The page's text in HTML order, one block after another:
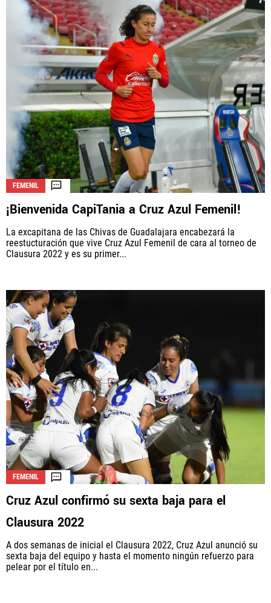
FEMENIL
¡Bienvenida CapiTania a Cruz Azul Femenil!
La excapitana de las Chivas de Guadalajara encabezará la
reestucturación que vive Cruz Azul Femenil de cara al torneo de
Clausura 2022 y es su primer...
FEMENIL
Cruz Azul confirmó su sexta baja para el
Clausura 2022
A dos semanas de inicial el Clausura 2022, Cruz Azul anunció su
sexta baja del equipo y hasta el momento ningún refuerzo para
pelear por el título en...